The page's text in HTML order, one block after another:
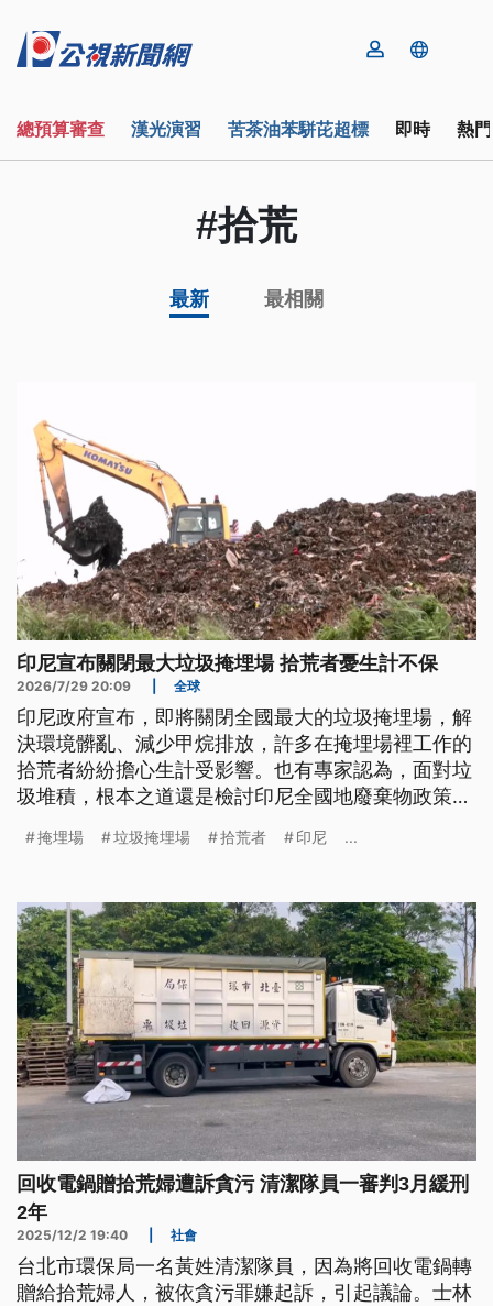
總預算審查 漢光演習 苦茶油苯駢芘超標 即時 熱
#拾荒
最新 最相關
印尼宣布關閉最大垃圾掩埋場 拾荒者憂生計不保
2026/7/29 20:09 全球
印尼政府宣布，即將關閉全國最大的垃圾掩埋場，解
決環境髒亂、減少甲烷排放，許多在掩埋場裡工作的
拾荒者紛紛擔心生計受影響。也有專家認為，面對垃
圾堆積，根本之道還是檢討印尼全國地廢棄物政策，
掩埋場 垃圾掩埋場 拾荒者 印尼 ...
回收電鍋贈拾荒婦遭訴貪污 清潔隊員一審判3月緩刑
2年
2025/12/2 19:40 社會
台北市環保局一名黃姓清潔隊員，因為將回收電鍋轉
贈給拾荒婦人，被依貪污罪嫌起訴，引起議論。士林